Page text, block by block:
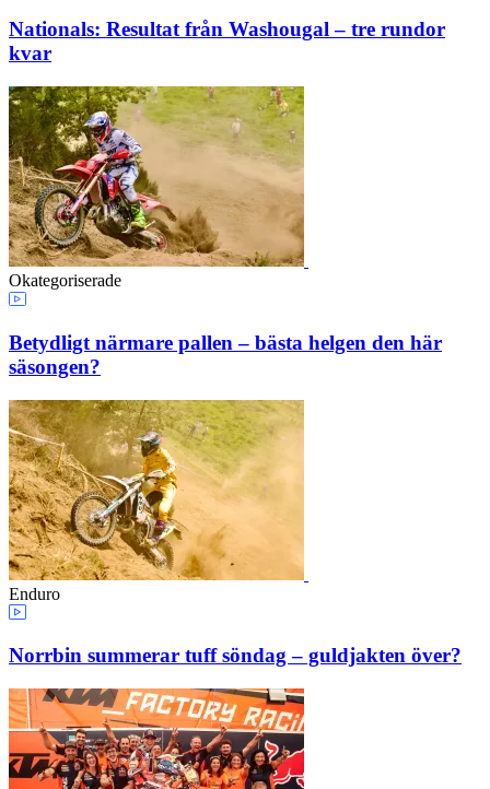
Nationals: Resultat från Washougal – tre rundor
kvar
Okategoriserade
Betydligt närmare pallen – bästa helgen den här
säsongen?
Enduro
Norrbin summerar tuff söndag – guldjakten över?